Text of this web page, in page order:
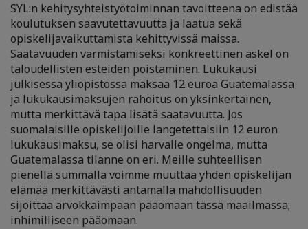
SYL:n kehitysyhteistyötoiminnan tavoitteena on edistää
koulutuksen saavutettavuutta ja laatua sekä
opiskelijavaikuttamista kehittyvissä maissa.
Saatavuuden varmistamiseksi konkreettinen askel on
taloudellisten esteiden poistaminen. Lukukausi
julkisessa yliopistossa maksaa 12 euroa Guatemalassa
ja lukukausimaksujen rahoitus on yksinkertainen,
mutta merkittävä tapa lisätä saatavuutta. Jos
suomalaisille opiskelijoille langetettaisiin 12 euron
lukukausimaksu, se olisi harvalle ongelma, mutta
Guatemalassa tilanne on eri. Meille suhteellisen
pienellä summalla voimme muuttaa yhden opiskelijan
elämää merkittävästi antamalla mahdollisuuden
sijoittaa arvokkaimpaan pääomaan tässä maailmassa;
inhimilliseen pääomaan.